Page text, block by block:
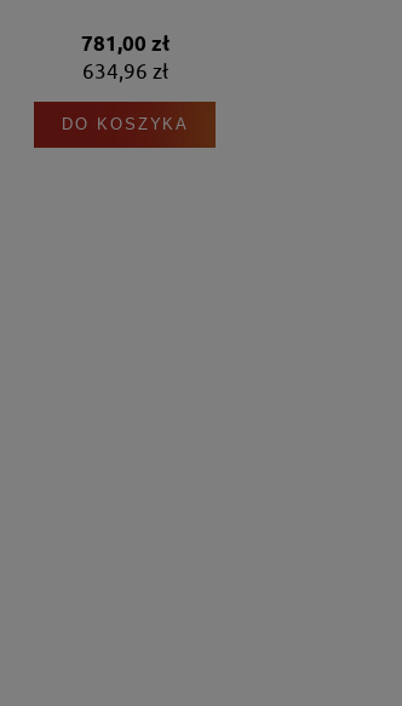
781,00 zł
634,96 zł
DO KOSZYKA